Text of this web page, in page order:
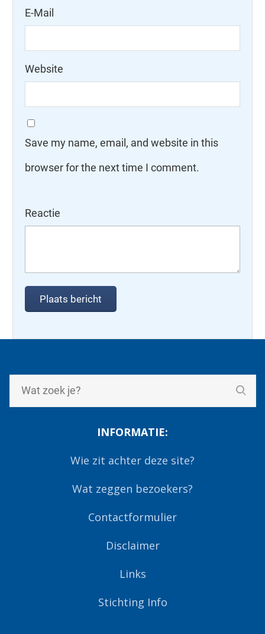
E-Mail
Website
Save my name, email, and website in this
browser for the next time I comment.
Reactie
INFORMATIE:
Wie zit achter deze site?
Wat zeggen bezoekers?
Contactformulier
Disclaimer
Links
Stichting Info